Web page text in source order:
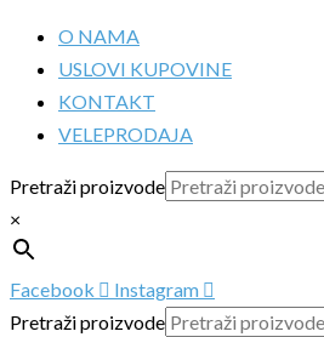
sadržaj
O NAMA
USLOVI KUPOVINE
KONTAKT
VELEPRODAJA
Pretraži proizvode
×
Facebook
Instagram
Pretraži proizvode